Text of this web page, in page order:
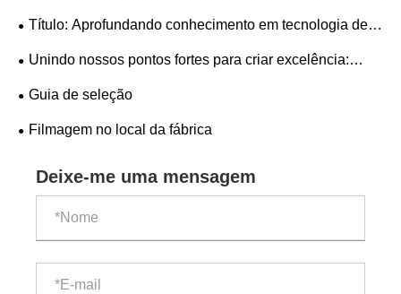
sólida de marca
Título: Aprofundando conhecimento em tecnologia de
válvulas | Válvula Bolais Realiza Seminário Técnico
Unindo nossos pontos fortes para criar excelência:
Bolaisi Valves coloca coração e alma em cada válvula
Guia de seleção
Filmagem no local da fábrica
Deixe-me uma mensagem